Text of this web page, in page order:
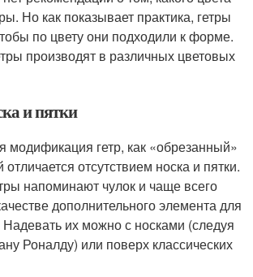
Но как показывает практика, гетры
по цвету они подходили к форме.
производят в различных цветовых
и пятки
модификация гетр, как «обрезанный»
отсутствием носка и пятки.
напоминают чулок и чаще всего
дополнительного элемента для
их можно с носками (следуя
Роналду) или поверх классических